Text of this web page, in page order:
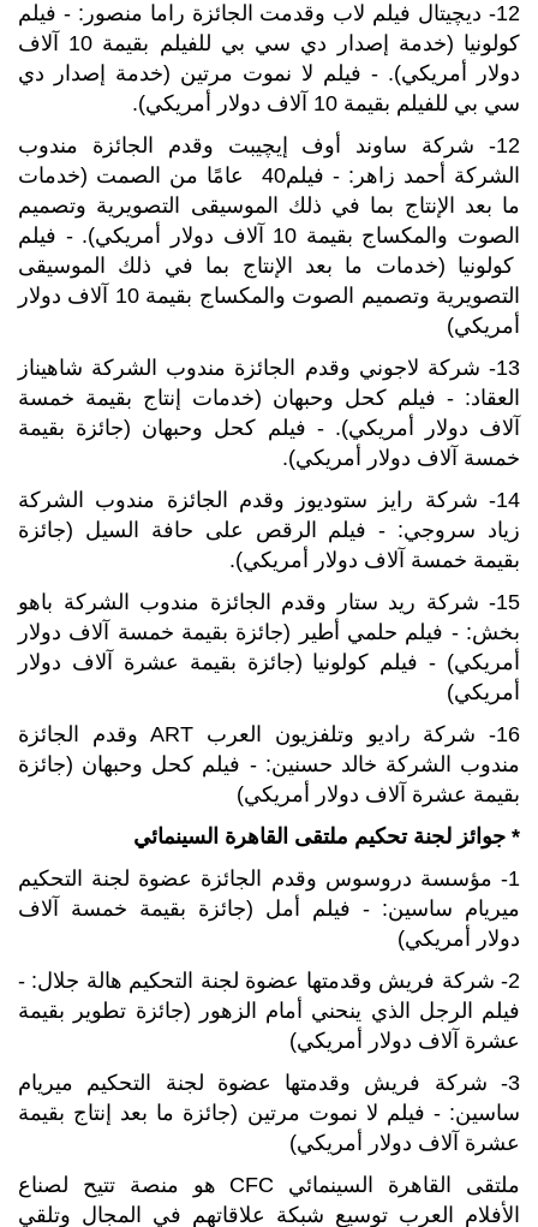
12- ديچيتال فيلم لاب وقدمت الجائزة راما منصور: - فيلم
كولونيا (خدمة إصدار دي سي بي للفيلم بقيمة 10 آلاف
دولار أمريكي). - فيلم لا نموت مرتين (خدمة إصدار دي
سي بي للفيلم بقيمة 10 آلاف دولار أمريكي).
12- شركة ساوند أوف إيچيبت وقدم الجائزة مندوب
الشركة أحمد زاهر: - فيلم40 عامًا من الصمت (خدمات
ما بعد الإنتاج بما في ذلك الموسيقى التصويرية وتصميم
الصوت والمكساج بقيمة 10 آلاف دولار أمريكي). - فيلم
كولونيا (خدمات ما بعد الإنتاج بما في ذلك الموسيقى
التصويرية وتصميم الصوت والمكساج بقيمة 10 آلاف دولار
أمريكي)
13- شركة لاجوني وقدم الجائزة مندوب الشركة شاهيناز
العقاد: - فيلم كحل وحبهان (خدمات إنتاج بقيمة خمسة
آلاف دولار أمريكي). - فيلم كحل وحبهان (جائزة بقيمة
خمسة آلاف دولار أمريكي).
14- شركة رايز ستوديوز وقدم الجائزة مندوب الشركة
زياد سروجي: - فيلم الرقص على حافة السيل (جائزة
بقيمة خمسة آلاف دولار أمريكي).
15- شركة ريد ستار وقدم الجائزة مندوب الشركة باهو
بخش: - فيلم حلمي أطير (جائزة بقيمة خمسة آلاف دولار
أمريكي) - فيلم كولونيا (جائزة بقيمة عشرة آلاف دولار
أمريكي)
16- شركة راديو وتلفزيون العرب ART وقدم الجائزة
مندوب الشركة خالد حسنين: - فيلم كحل وحبهان (جائزة
بقيمة عشرة آلاف دولار أمريكي)
* جوائز لجنة تحكيم ملتقى القاهرة السينمائي
1- مؤسسة دروسوس وقدم الجائزة عضوة لجنة التحكيم
ميريام ساسين: - فيلم أمل (جائزة بقيمة خمسة آلاف
دولار أمريكي)
2- شركة فريش وقدمتها عضوة لجنة التحكيم هالة جلال: -
فيلم الرجل الذي ينحني أمام الزهور (جائزة تطوير بقيمة
عشرة آلاف دولار أمريكي)
3- شركة فريش وقدمتها عضوة لجنة التحكيم ميريام
ساسين: - فيلم لا نموت مرتين (جائزة ما بعد إنتاج بقيمة
عشرة آلاف دولار أمريكي)
ملتقى القاهرة السينمائي CFC هو منصة تتيح لصناع
الأفلام العرب توسيع شبكة علاقاتهم في المجال وتلقي